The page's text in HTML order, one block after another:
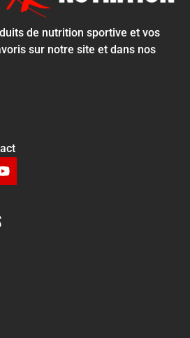
de nutrition sportive et vos
sur notre site et dans nos